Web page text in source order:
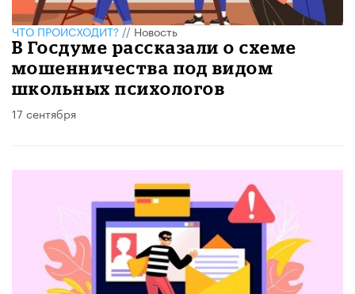
ЧТО ПРОИСХОДИТ?//Новость
В Госдуме рассказали о схеме
мошенничества под видом
школьных психологов
17 сентября